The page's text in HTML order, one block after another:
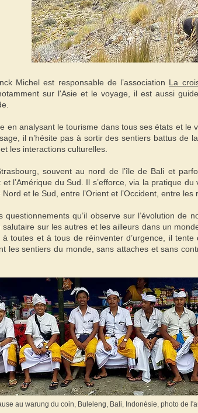
Michel est responsable de l’association La
sur l'Asie et le voyage, il est aussi
en analysant le tourisme dans tous ses états et le
il n’hésite pas à sortir des sentiers battus de
les interactions culturelles.
souvent au nord de l’île de Bali et
et l’Amérique du Sud. Il s’efforce, via la pratique
et le Sud, entre l’Orient et l’Occident, entre les
qu’il observe sur l’évolution de
sur les autres et les ailleurs dans un
à toutes et à tous de réinventer d’urgence, il
les sentiers du monde, sans attaches et sans
au warung du coin, Buleleng, Bali, Indonésie, photo de